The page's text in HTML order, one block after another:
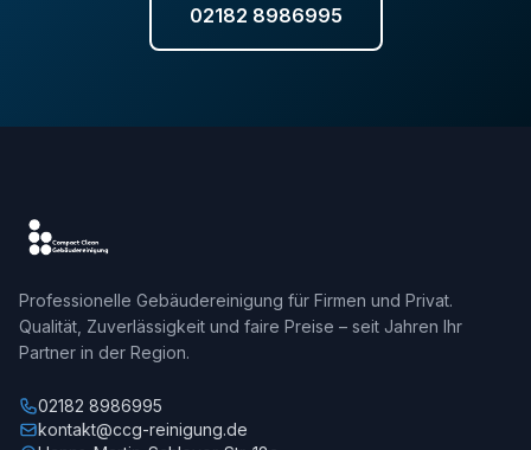
02182 8986995
Professionelle Gebäudereinigung für Firmen und Privat.
Qualität, Zuverlässigkeit und faire Preise – seit Jahren Ihr
Partner in der Region.
02182 8986995
kontakt@ccg-reinigung.de